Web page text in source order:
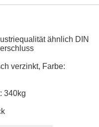
ähnlich DIN
verzinkt, Farbe:
340kg